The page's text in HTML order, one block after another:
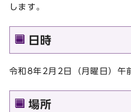
します。
日時
令和8年2月2日（月曜日）
場所